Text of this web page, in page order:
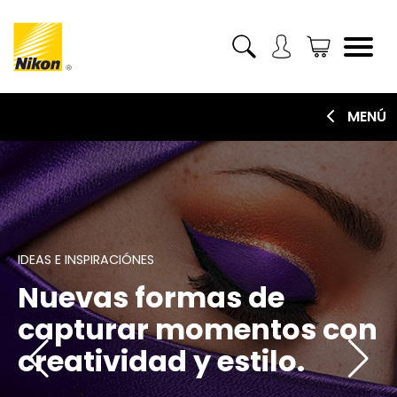
MENÚ
IDEAS E INSPIRACIÓNES
Nuevas formas de
capturar momentos con
creatividad y estilo.
SUGERENCIA Y TÉCNICAS
Dominando la
fotografía con consejos
prácticos y técnicas
avanzadas.
PRODUCTOS E INNOVACIÓN
Lo último en cámaras y
tecnología fotográfica
innovadora.